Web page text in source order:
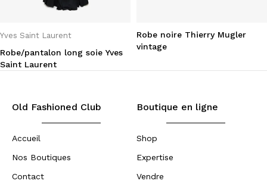
Yves Saint Laurent
Robe/pantalon long soie Yves
Saint Laurent
Robe noire Thierry Mugler
vintage
Old Fashioned Club
Accueil
Nos Boutiques
Contact
Boutique en ligne
Shop
Expertise
Vendre